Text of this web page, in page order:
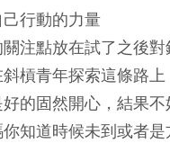
行動的力量
注點放在試了之後
槓青年探索這條路
的固然開心，結果
知道時候未到或者